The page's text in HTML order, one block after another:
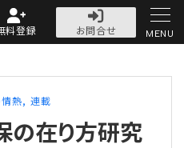
公益・一般法人オ
料登録
お問合せ
MENU
情熱 連載
の在り方研究